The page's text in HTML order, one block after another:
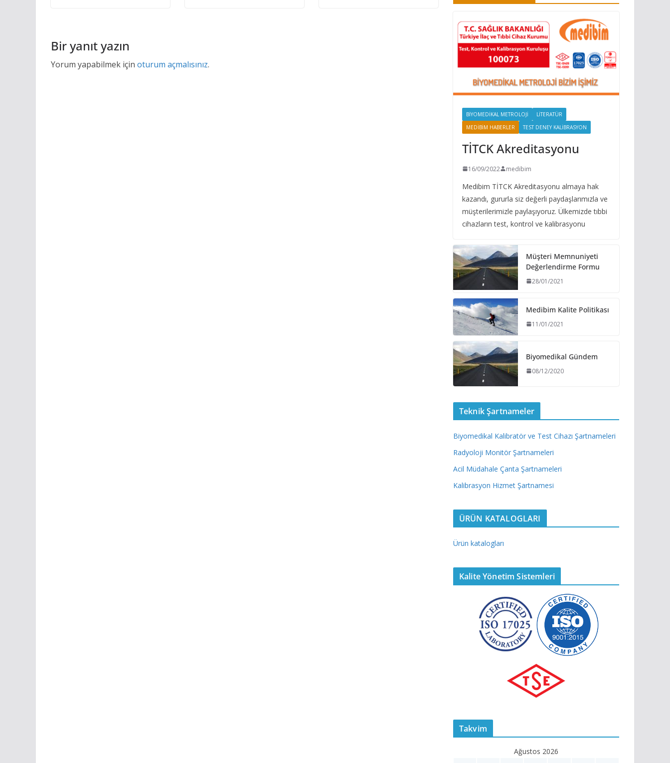
Bir yanıt yazın
Yorum yapabilmek için oturum açmalısınız.
BIYOMEDIKAL METROLOJI
LITERATÜR
MEDIBIM HABERLER
TEST DENEY KALIBRASYON
TİTCK Akreditasyonu
16/09/2022 medibim
Medibim TİTCK Akreditasyonu almaya hak
kazandı, gururla siz değerli paydaşlarımızla ve
müşterilerimizle paylaşıyoruz. Ülkemizde tıbbi
cihazların test, kontrol ve kalibrasyonu
Müşteri Memnuniyeti
Değerlendirme Formu
28/01/2021
Medibim Kalite Politikası
11/01/2021
Biyomedikal Gündem
08/12/2020
Teknik Şartnameler
Biyomedikal Kalibratör ve Test Cihazı Şartnameleri
Radyoloji Monitör Şartnameleri
Acil Müdahale Çanta Şartnameleri
Kalibrasyon Hizmet Şartnamesi
ÜRÜN KATALOGLARI
Ürün katalogları
Kalite Yönetim Sistemleri
Takvim
Ağustos 2026